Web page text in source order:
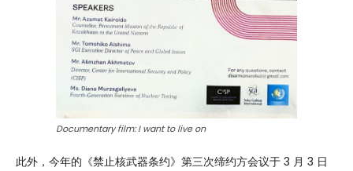
Documentary film: I want to live on
此外，今年的《禁止核武器条约》第三次缔约方会议于 3 月 3 日